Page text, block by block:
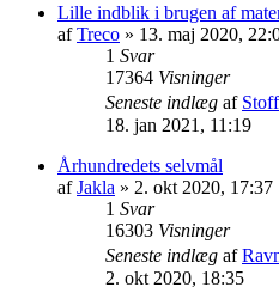
Lille indblik i brugen af
afTreco » 13. maj 2020,
1 Svar
17364 Visninger
Seneste indlæg af
18. jan 2021, 11:19
Århundredets selvmål
afJakla » 2. okt 2020, 17:37
1 Svar
16303 Visninger
Seneste indlæg af
2. okt 2020, 18:35